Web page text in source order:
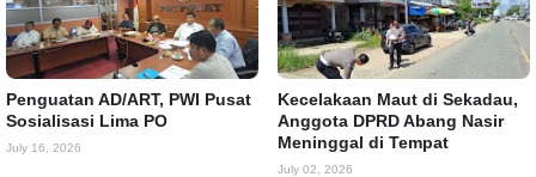
Penguatan AD/ART, PWI Pusat
Sosialisasi Lima PO
July 16, 2026
Kecelakaan Maut di Sekadau,
Anggota DPRD Abang Nasir
Meninggal di Tempat
July 02, 2026